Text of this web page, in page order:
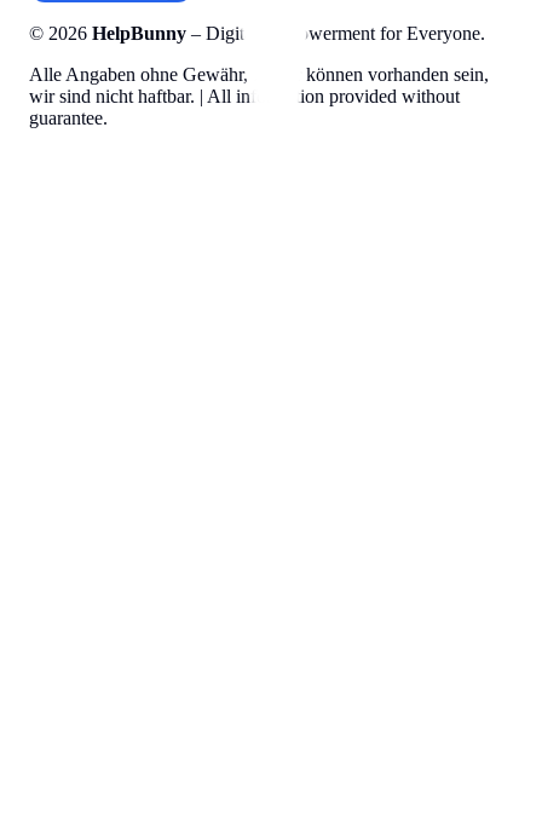
© 2026 HelpBunny – Digital Empowerment for Everyone.
Alle Angaben ohne Gewähr, Fehler können vorhanden sein,
wir sind nicht haftbar. | All information provided without
guarantee.